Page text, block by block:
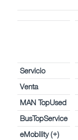
Servicio
Venta
MAN TopUsed
BusTopService
eMobility (+)